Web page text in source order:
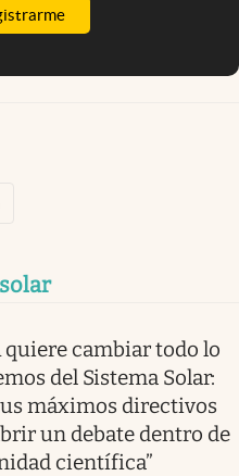
quiere cambiar todo lo
del Sistema Solar:
máximos directivos
un debate dentro de
científica”